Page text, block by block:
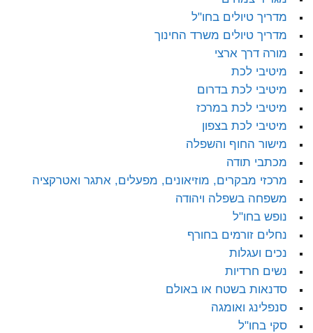
מדריך טיולים בחו"ל
מדריך טיולים משרד החינוך
מורה דרך ארצי
מיטיבי לכת
מיטיבי לכת בדרום
מיטיבי לכת במרכז
מיטיבי לכת בצפון
מישור החוף והשפלה
מכתבי תודה
מרכזי מבקרים, מוזיאונים, מפעלים, אתגר ואטרקציה
משפחה בשפלה ויהודה
נופש בחו"ל
נחלים זורמים בחורף
נכים ועגלות
נשים חרדיות
סדנאות בשטח או באולם
סנפלינג ואומגה
סקי בחו"ל